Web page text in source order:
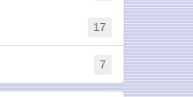
17
7